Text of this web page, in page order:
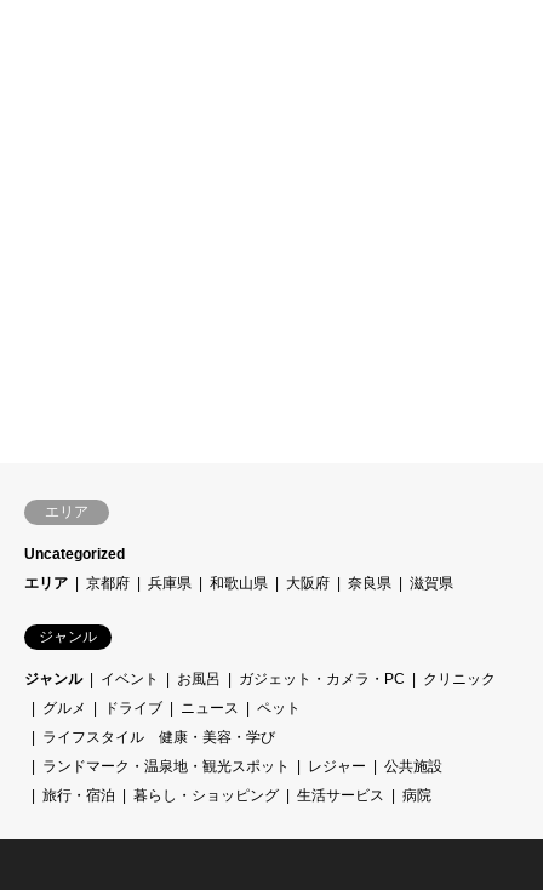
エリア
Uncategorized
エリア
京都府 兵庫県 和歌山県 大阪府 奈良県 滋賀県
ジャンル
ジャンル イベント お風呂 ガジェット・カメラ・PC
クリニック
グルメ
ドライブ ニュース
ペット
ライフスタイル 健康・美容・学び
ランドマーク・温泉地・観光スポット
レジャー
公共施設
旅行・宿泊
暮らし・ショッピング 生活サービス 病院